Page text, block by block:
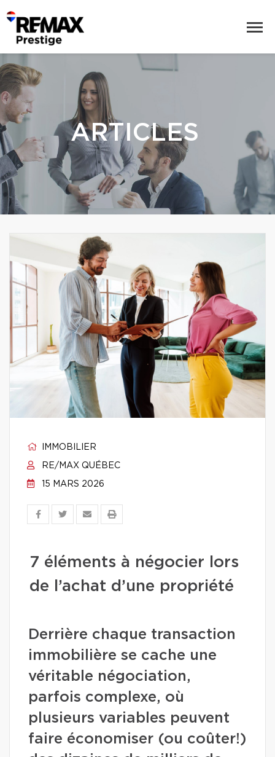
ARTICLES
IMMOBILIER
RE/MAX QUÉBEC
15 MARS 2026
7 éléments à négocier lors
de l’achat d’une propriété
Derrière chaque transaction
immobilière se cache une
véritable négociation,
parfois complexe, où
plusieurs variables peuvent
faire économiser (ou coûter!)